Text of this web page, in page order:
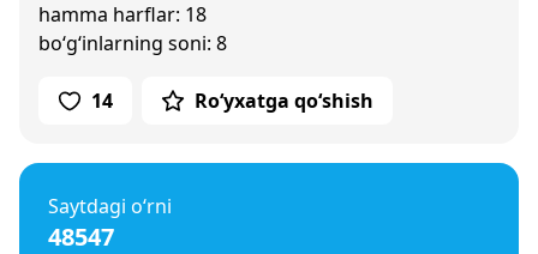
hamma harflar: 18
bo‘g‘inlarning soni: 8
14 Ro‘yxatga qo‘shish
Saytdagi o‘rni
48547